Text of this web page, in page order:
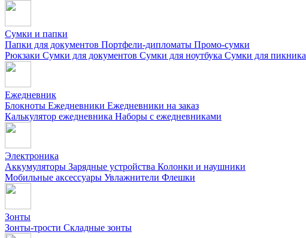
Сумки и папки
Папки для документов Портфели-дипломаты Промо-сумки
Рюкзаки Сумки для документов Сумки для ноутбука Сумки для пикника
Ежедневник
Блокноты Ежедневники Ежедневники на заказ
Калькулятор ежедневника Наборы с ежедневниками
Электроника
Аккумуляторы Зарядные устройства Колонки и наушники
Мобильные аксессуары Увлажнители Флешки
Зонты
Зонты-трости Складные зонты